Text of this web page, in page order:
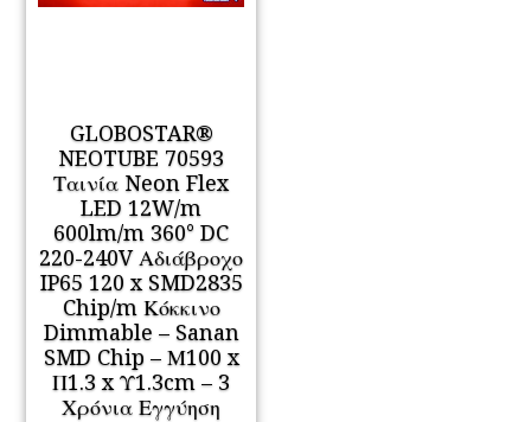
GLOBOSTAR®
NEOTUBE 70593
Ταινία Neon Flex
LED 12W/m
600lm/m 360° DC
220-240V Αδιάβροχο
IP65 120 x SMD2835
Chip/m Κόκκινο
Dimmable – Sanan
SMD Chip – Μ100 x
Π1.3 x Υ1.3cm – 3
Χρόνια Εγγύηση